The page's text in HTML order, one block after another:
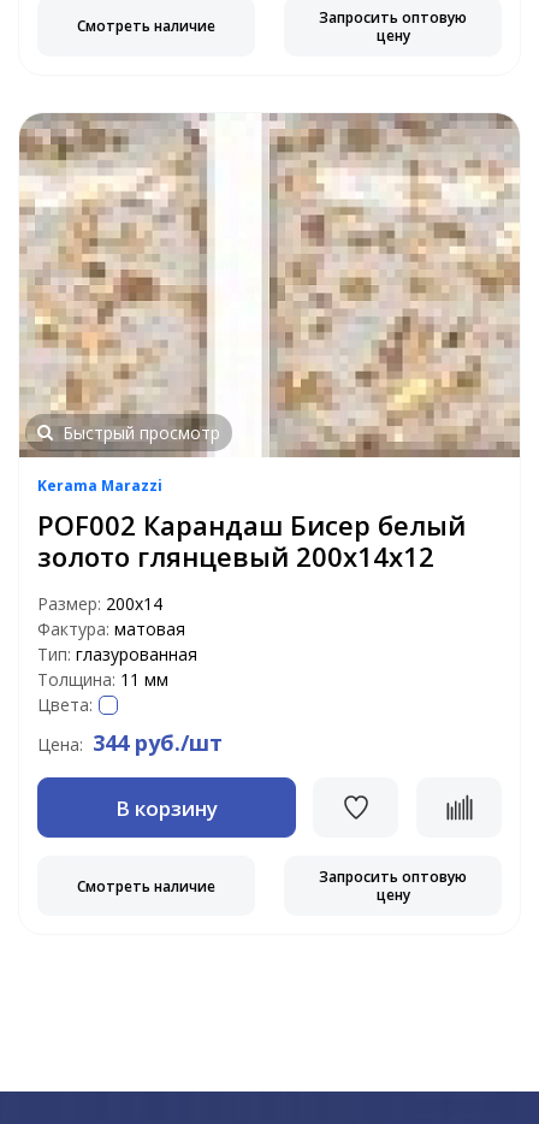
Смотреть наличие
Запросить оптовую
цену
Быстрый просмотр
Kerama Marazzi
POF002 Карандаш Бисер белый
золото глянцевый 200х14х12
Размер: 200х14
Фактура: матовая
Тип: глазурованная
Толщина: 11 мм
Цвета:
Цена: 344 руб./шт
В корзину
Смотреть наличие
Запросить оптовую
цену